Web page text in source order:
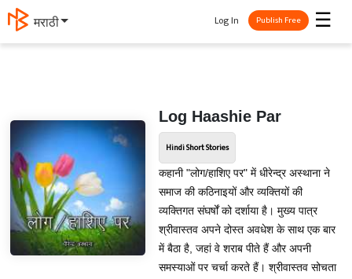
मराठी ☰
Log In Publish Free
Log Haashie Par
Hindi Short Stories
कहानी "लोग/हाशिए पर" में धीरेन्द्र अस्थाना ने
समाज की कठिनाइयों और व्यक्तियों की
व्यक्तिगत संघर्षों को दर्शाया है। मुख्य पात्र
श्रीवास्तव अपने दोस्त अवधेश के साथ एक बार
में बैठा है, जहां वे शराब पीते हैं और अपनी
समस्याओं पर चर्चा करते हैं। श्रीवास्तव सोचता